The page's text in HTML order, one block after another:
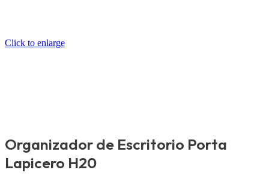
Click to enlarge
Organizador de Escritorio Porta
Lapicero H20